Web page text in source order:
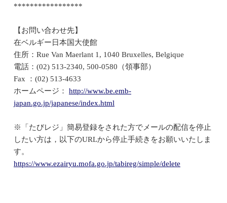
*****************
【お問い合わせ先】
在ベルギー日本国大使館
住所：Rue Van Maerlant 1, 1040 Bruxelles, Belgique
電話：(02) 513-2340, 500-0580（領事部）
Fax ：(02) 513-4633
ホームページ： http://www.be.emb-
japan.go.jp/japanese/index.html
※「たびレジ」簡易登録をされた方でメールの配信を停止
したい方は，以下のURLから停止手続きをお願いいたしま
す。
https://www.ezairyu.mofa.go.jp/tabireg/simple/delete